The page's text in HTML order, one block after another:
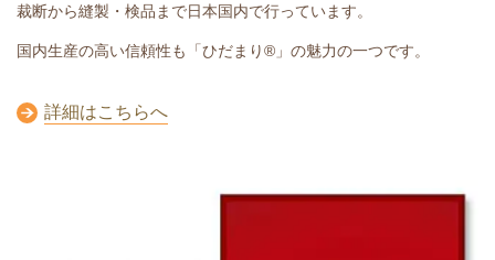
裁断から縫製・検品まで日本国内で行っています。
国内生産の高い信頼性も「ひだまり®」の魅力の一つです。
詳細はこちらへ